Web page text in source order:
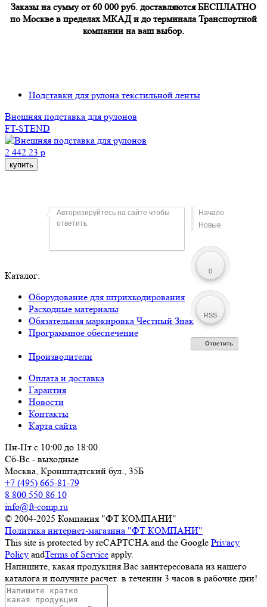
Заказы на сумму от 60 000 руб. доставляются БЕСПЛАТНО
по Москве в пределах МКАД и до терминала Транспортной
компании на ваш выбор.
Подставки для рулона текстильной ленты
Внешняя подставка для рулонов
FT-STEND
2 442.23 р
купить
Начало
Новые
0
RSS
Ответить
Авторизируйтесь на сайте чтобы
ответить.
Каталог:
Оборудование для штрихкодирования
Расходные материалы
Обязательная маркировка Честный Знак
Программное обеспечение
Производители
Оплата и доставка
Гарантия
Новости
Контакты
Карта сайта
Пн-Пт с 10:00 до 18:00.
Сб-Вс - выходные
Москва, Кронштадтский бул., 35Б
+7 (495) 665-81-79
8 800 550 86 10
info@ft-comp.ru
© 2004-2025 Компания "ФТ КОМПАНИ"
Политика интернет-магазина "ФТ КОМПАНИ"
This site is protected by reCAPTCHA and the Google Privacy
Policy andTerms of Service apply.
Напишите, какая продукция Вас заинтересовала из нашего
каталога и получите расчет в течении 3 часов в рабочие дни!